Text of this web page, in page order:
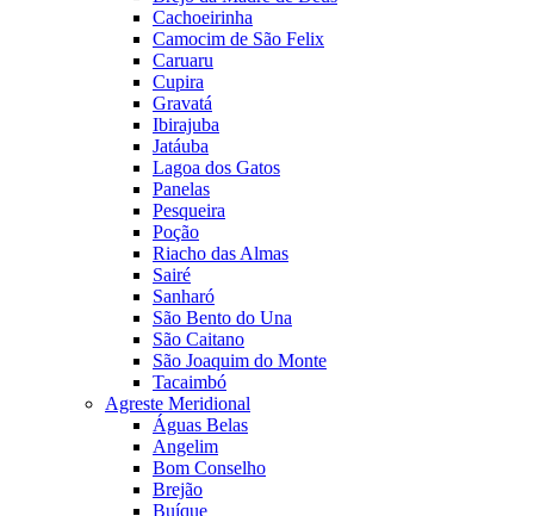
Cachoeirinha
Camocim de São Felix
Caruaru
Cupira
Gravatá
Ibirajuba
Jatáuba
Lagoa dos Gatos
Panelas
Pesqueira
Poção
Riacho das Almas
Sairé
Sanharó
São Bento do Una
São Caitano
São Joaquim do Monte
Tacaimbó
Agreste Meridional
Águas Belas
Angelim
Bom Conselho
Brejão
Buíque